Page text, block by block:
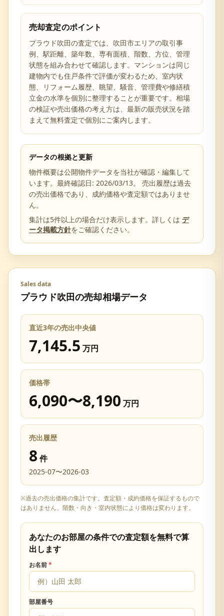
売却査定のポイント
プラウド吹田の査定では、吹田市エリアの取引事
例、駅距離、築年数、専有面積、階数、方位、管理
状態を組み合わせて確認します。マンションは同じ
建物内でも住戸条件で評価が変わるため、室内状
態、リフォーム履歴、眺望、騒音、管理費や修繕積
立金の水準を個別に整理することが重要です。相場
の検証や売出価格の考え方は、最新の販売状況を踏
まえて無料査定で個別にご案内します。
データの根拠と更新
物件概要は公開物件データを当社が確認・編集して
います。最終確認日: 2026/03/13。 売出履歴は過去
の売出価格であり、成約価格や査定額ではありませ
ん。
集計は5件以上の場合だけ表示します。詳しくは デ
ータ掲載方針をご確認ください。
Sales data
プラウド吹田の売却相場データ
直近3年の売出中央値
7,145.5 万円
価格帯
6,090〜8,190 万円
売出履歴
8 件
2025-07〜2026-03
※過去の売出価格の集計です。査定額・成約価格を保証するもので
はありません。階数・向き・室内状態により価格は変わります。
あなたのお部屋の条件での査定額を無料で算
出します
お名前*
部屋番号